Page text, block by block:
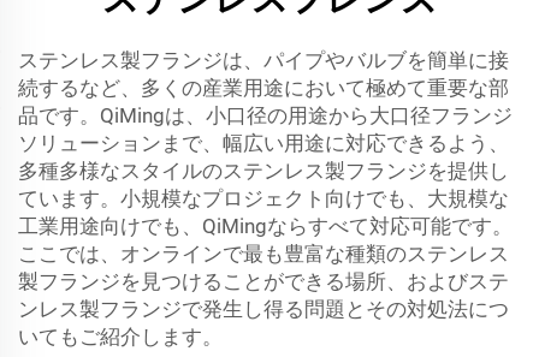
ステンレス製フランジは、パイプやバルブを簡単に接
続するなど、多くの産業用途において極めて重要な部
品です。QiMingは、小口径の用途から大口径フランジ
ソリューションまで、幅広い用途に対応できるよう、
多種多様なスタイルのステンレス製フランジを提供し
ています。小規模なプロジェクト向けでも、大規模な
工業用途向けでも、QiMingならすべて対応可能です。
ここでは、オンラインで最も豊富な種類のステンレス
製フランジを見つけることができる場所、およびステ
ンレス製フランジで発生し得る問題とその対処法につ
いてもご紹介します。